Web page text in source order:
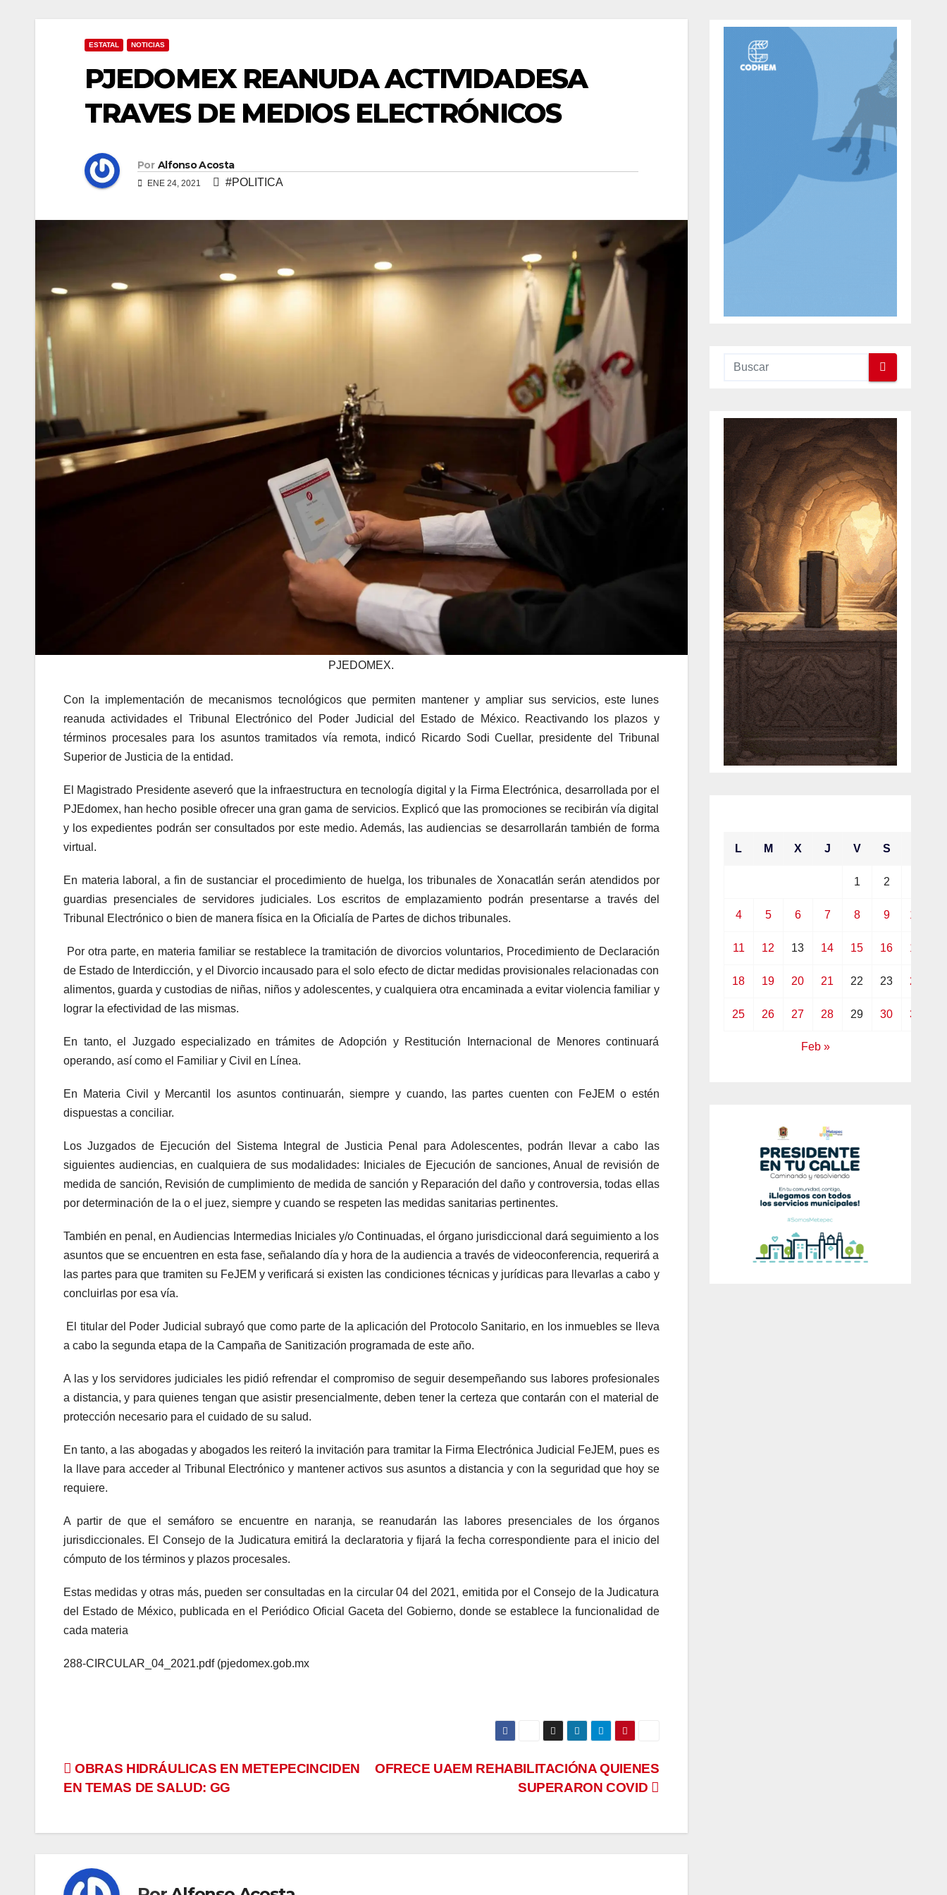
ESTATAL NOTICIAS
PJEDOMEX REANUDA ACTIVIDADESA
TRAVES DE MEDIOS ELECTRÓNICOS
Por Alfonso Acosta
ENE 24, 2021 #POLITICA
PJEDOMEX.
Con la implementación de mecanismos tecnológicos que permiten mantener y ampliar sus servicios, este lunes
reanuda actividades el Tribunal Electrónico del Poder Judicial del Estado de México. Reactivando los plazos y
términos procesales para los asuntos tramitados vía remota, indicó Ricardo Sodi Cuellar, presidente del Tribunal
Superior de Justicia de la entidad.
El Magistrado Presidente aseveró que la infraestructura en tecnología digital y la Firma Electrónica, desarrollada por el
PJEdomex, han hecho posible ofrecer una gran gama de servicios. Explicó que las promociones se recibirán vía digital
y los expedientes podrán ser consultados por este medio. Además, las audiencias se desarrollarán también de forma
virtual.
En materia laboral, a fin de sustanciar el procedimiento de huelga, los tribunales de Xonacatlán serán atendidos por
guardias presenciales de servidores judiciales. Los escritos de emplazamiento podrán presentarse a través del
Tribunal Electrónico o bien de manera física en la Oficialía de Partes de dichos tribunales.
Por otra parte, en materia familiar se restablece la tramitación de divorcios voluntarios, Procedimiento de Declaración
de Estado de Interdicción, y el Divorcio incausado para el solo efecto de dictar medidas provisionales relacionadas con
alimentos, guarda y custodias de niñas, niños y adolescentes, y cualquiera otra encaminada a evitar violencia familiar y
lograr la efectividad de las mismas.
En tanto, el Juzgado especializado en trámites de Adopción y Restitución Internacional de Menores continuará
operando, así como el Familiar y Civil en Línea.
En Materia Civil y Mercantil los asuntos continuarán, siempre y cuando, las partes cuenten con FeJEM o estén
dispuestas a conciliar.
Los Juzgados de Ejecución del Sistema Integral de Justicia Penal para Adolescentes, podrán llevar a cabo las
siguientes audiencias, en cualquiera de sus modalidades: Iniciales de Ejecución de sanciones, Anual de revisión de
medida de sanción, Revisión de cumplimiento de medida de sanción y Reparación del daño y controversia, todas ellas
por determinación de la o el juez, siempre y cuando se respeten las medidas sanitarias pertinentes.
También en penal, en Audiencias Intermedias Iniciales y/o Continuadas, el órgano jurisdiccional dará seguimiento a los
asuntos que se encuentren en esta fase, señalando día y hora de la audiencia a través de videoconferencia, requerirá a
las partes para que tramiten su FeJEM y verificará si existen las condiciones técnicas y jurídicas para llevarlas a cabo y
concluirlas por esa vía.
El titular del Poder Judicial subrayó que como parte de la aplicación del Protocolo Sanitario, en los inmuebles se lleva
a cabo la segunda etapa de la Campaña de Sanitización programada de este año.
A las y los servidores judiciales les pidió refrendar el compromiso de seguir desempeñando sus labores profesionales
a distancia, y para quienes tengan que asistir presencialmente, deben tener la certeza que contarán con el material de
protección necesario para el cuidado de su salud.
En tanto, a las abogadas y abogados les reiteró la invitación para tramitar la Firma Electrónica Judicial FeJEM, pues es
la llave para acceder al Tribunal Electrónico y mantener activos sus asuntos a distancia y con la seguridad que hoy se
requiere.
A partir de que el semáforo se encuentre en naranja, se reanudarán las labores presenciales de los órganos
jurisdiccionales. El Consejo de la Judicatura emitirá la declaratoria y fijará la fecha correspondiente para el inicio del
cómputo de los términos y plazos procesales.
Estas medidas y otras más, pueden ser consultadas en la circular 04 del 2021, emitida por el Consejo de la Judicatura
del Estado de México, publicada en el Periódico Oficial Gaceta del Gobierno, donde se establece la funcionalidad de
cada materia
288-CIRCULAR_04_2021.pdf (pjedomex.gob.mx
Navegación
entradas
OFRECE UAEM REHABILITACIÓNA QUIENES
SUPERARON COVID
OBRAS HIDRÁULICAS EN METEPECINCIDEN
EN TEMAS DE SALUD: GG
L M X J V S
1 2
4 5 6 7 8 9 10
11 12 13 14 15 16 17
18 19 20 21 22 23 24
25 26 27 28 29 30 31
Feb »